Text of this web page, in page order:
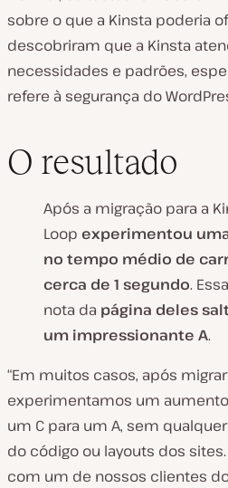
sobre o que a Kinsta poderia
descobriram que a Kinsta
necessidades e padrões,
refere à segurança do
O resultado
Após a migração para a
Loop experimentou
no tempo médio de
cerca de 1 segundo.
nota da página deles
um impressionante A.
“Em muitos casos, após
experimentamos um
um C para um A, sem
do código ou layouts dos
com um de nossos clientes